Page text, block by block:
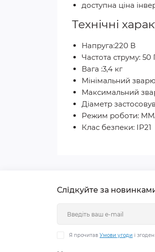
доступна ціна
Технічні
Напруга:220 В
Частота струму: 50
Вага :3,4 кг
Мінімальний
Максимальний
Діаметр
Режим роботи:
Клас безпеки: IP21
Слідкуйте за
Я прочитав Умови угоди і